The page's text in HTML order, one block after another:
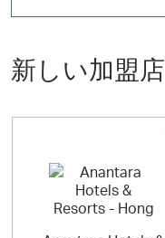
新しい加盟店